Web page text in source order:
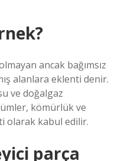
ancak bağımsız
alanlara eklenti denir.
ve doğalgaz
kömürlük ve
olarak kabul edilir.
parça